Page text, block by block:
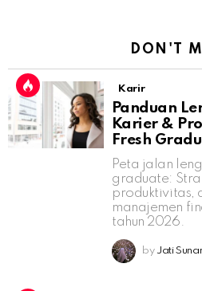
DON'T
Karir
Panduan
Karier &
Fresh
Peta jalan
graduate:
produktivitas,
manajemen
tahun 2026.
by Jati